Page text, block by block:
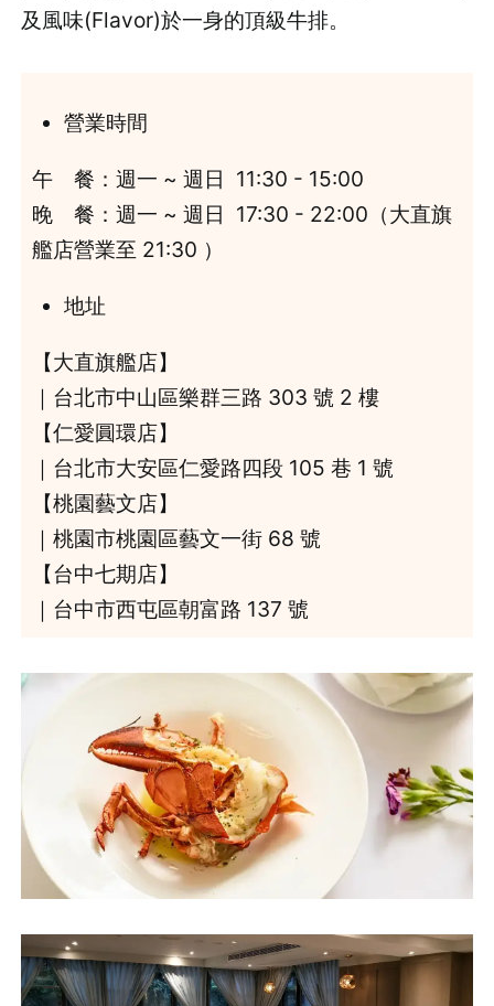
及風味(Flavor)於一身的頂級牛排。
營業時間
午 餐：週一 ~ 週日 11:30 - 15:00
晚 餐：週一 ~ 週日 17:30 - 22:00（大直旗
艦店營業至 21:30 ）
地址
【大直旗艦店】
｜台北市中山區樂群三路 303 號 2 樓
【仁愛圓環店】
｜台北市大安區仁愛路四段 105 巷 1 號
【桃園藝文店】
｜桃園市桃園區藝文一街 68 號
【台中七期店】
｜台中市西屯區朝富路 137 號
登出